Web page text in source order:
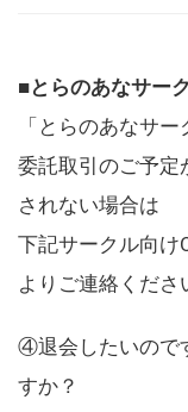
■とらのあなサー
「とらのあなサ
委託取引のご予定
されない場合は
下記サークル向け
よりご連絡くださ
④退会したいので
すか？